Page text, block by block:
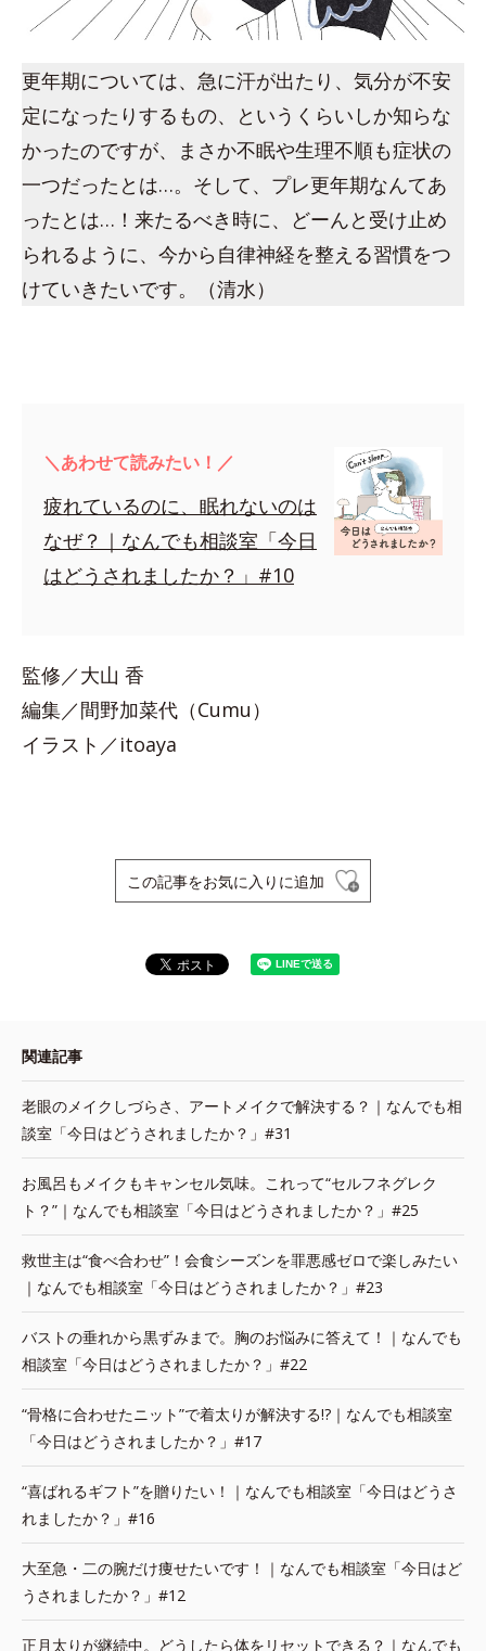
更年期については、急に汗が出たり、気分が不安
定になったりするもの、というくらいしか知らな
かったのですが、まさか不眠や生理不順も症状の
一つだったとは…。そして、プレ更年期なんてあ
ったとは…！来たるべき時に、どーんと受け止め
られるように、今から自律神経を整える習慣をつ
けていきたいです。（清水）
＼あわせて読みたい！／
疲れているのに、眠れないのは
なぜ？｜なんでも相談室「今日
はどうされましたか？」#10
監修／大山 香
編集／間野加菜代（Cumu）
イラスト／itoaya
この記事をお気に入りに追加
関連記事
老眼のメイクしづらさ、アートメイクで解決する？｜なんでも相
談室「今日はどうされましたか？」#31
お風呂もメイクもキャンセル気味。これって“セルフネグレク
ト？”｜なんでも相談室「今日はどうされましたか？」#25
救世主は“食べ合わせ”！会食シーズンを罪悪感ゼロで楽しみたい
｜なんでも相談室「今日はどうされましたか？」#23
バストの垂れから黒ずみまで。胸のお悩みに答えて！｜なんでも
相談室「今日はどうされましたか？」#22
“骨格に合わせたニット”で着太りが解決する!?｜なんでも相談室
「今日はどうされましたか？」#17
“喜ばれるギフト”を贈りたい！｜なんでも相談室「今日はどうさ
れましたか？」#16
大至急・二の腕だけ痩せたいです！｜なんでも相談室「今日はど
うされましたか？」#12
正月太りが継続中。どうしたら体をリセットできる？｜なんでも